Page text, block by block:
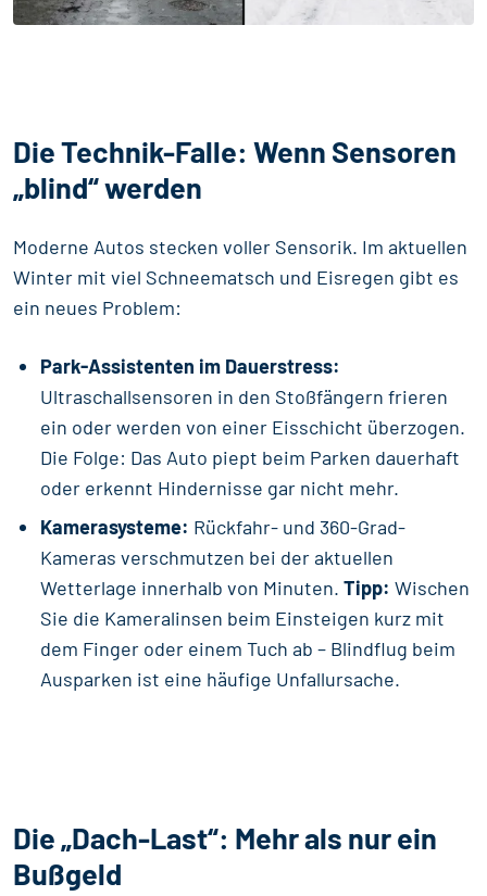
Die Technik-Falle: Wenn Sensoren
„blind“ werden
Moderne Autos stecken voller Sensorik. Im aktuellen
Winter mit viel Schneematsch und Eisregen gibt es
ein neues Problem:
Park-Assistenten im Dauerstress:
Ultraschallsensoren in den Stoßfängern frieren
ein oder werden von einer Eisschicht überzogen.
Die Folge: Das Auto piept beim Parken dauerhaft
oder erkennt Hindernisse gar nicht mehr.
Kamerasysteme: Rückfahr- und 360-Grad-
Kameras verschmutzen bei der aktuellen
Wetterlage innerhalb von Minuten. Tipp: Wischen
Sie die Kameralinsen beim Einsteigen kurz mit
dem Finger oder einem Tuch ab – Blindflug beim
Ausparken ist eine häufige Unfallursache.
Die „Dach-Last“: Mehr als nur ein
Bußgeld